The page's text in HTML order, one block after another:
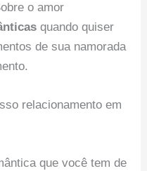
o amor
quando quiser
de sua namorada
relacionamento em
que você tem de